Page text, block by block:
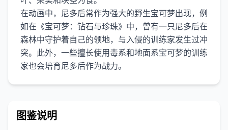
在动画中，尼多后常作为强大的野生宝可梦出现，例
如在《宝可梦：钻石与珍珠》中，曾有一只尼多后在
森林中守护着自己的领地，与入侵的训练家发生过冲
突。此外，一些擅长使用毒系和地面系宝可梦的训练
图鉴说明